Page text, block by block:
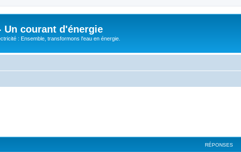
Un courant d'énergie
: Ensemble, transformons l'eau en énergie.
RÉPONSES